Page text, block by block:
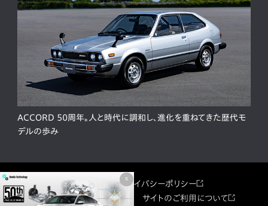
x
ACCORD 50周年。人と時代に調和し、進化を重ねてきた歴代モ
デルの歩み
サイトマップ
プライバシーポリシー
ソーシャルメディア利用規約
サイトのご利用について